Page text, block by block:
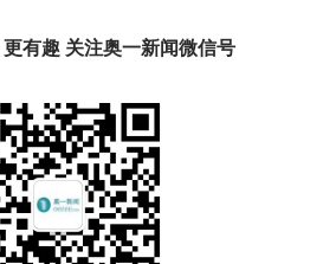
有趣 关注奥一新闻微信号